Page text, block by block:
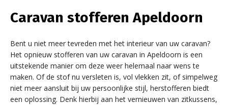
Caravan stofferen Apeldoorn
Bent u niet meer tevreden met het interieur van uw caravan?
Het opnieuw stofferen van uw caravan in Apeldoorn is een
uitstekende manier om deze weer helemaal naar wens te
maken. Of de stof nu versleten is, vol vlekken zit, of simpelweg
niet meer aansluit bij uw persoonlijke stijl, herstofferen biedt
een oplossing. Denk hierbij aan het vernieuwen van zitkussens,